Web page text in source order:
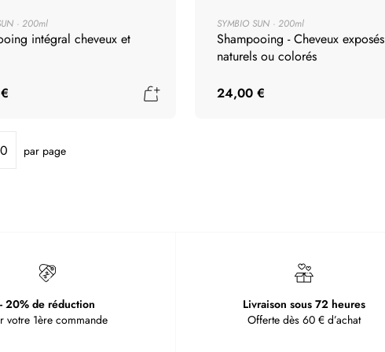
sur toutes les longueurs,
les effets desséchants du
un shampoing doux ou
200ml
intégral cheveux et
Ajouter au panier
SYMBIO SUN 200ml
Shampooing - Cheveux exposés
naturels ou colorés
24,00 €
par page
- 20% de réduction
votre 1ère commande
Livraison sous 72 heures
Offerte dès 60 € d’achat